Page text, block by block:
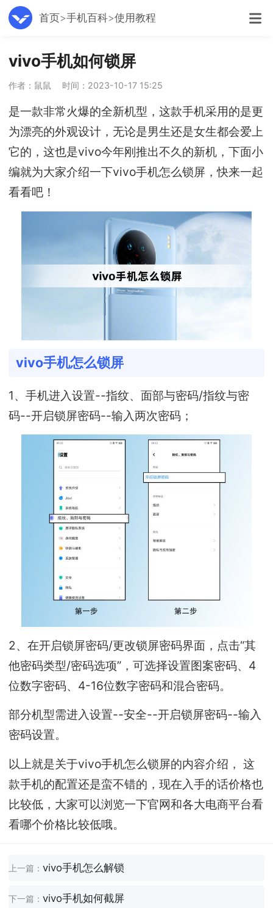
首页 手机百科 使用教程
vivo手机如何锁屏
作者：鼠鼠 时间：2023-10-17 15:25
是一款非常火爆的全新机型，这款手机采用的是更
为漂亮的外观设计，无论是男生还是女生都会爱上
它的，这也是vivo今年刚推出不久的新机，下面小
编就为大家介绍一下vivo手机怎么锁屏，快来一起
看看吧！
vivo手机怎么锁屏
1、手机进入设置--指纹、面部与密码/指纹与密
码--开启锁屏密码--输入两次密码；
2、在开启锁屏密码/更改锁屏密码界面，点击“其
他密码类型/密码选项”，可选择设置图案密码、4
位数字密码、4-16位数字密码和混合密码。
部分机型需进入设置--安全--开启锁屏密码--输入
密码设置。
以上就是关于vivo手机怎么锁屏的内容介绍， 这
款手机的配置还是蛮不错的，现在入手的话价格也
比较低，大家可以浏览一下官网和各大电商平台看
看哪个价格比较低哦。
上一篇：vivo手机怎么解锁
下一篇：vivo手机如何截屏